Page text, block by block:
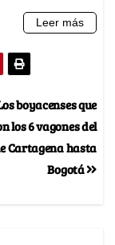
boyacenses que
los 6 vagones del
Cartagena hasta
Bogotá